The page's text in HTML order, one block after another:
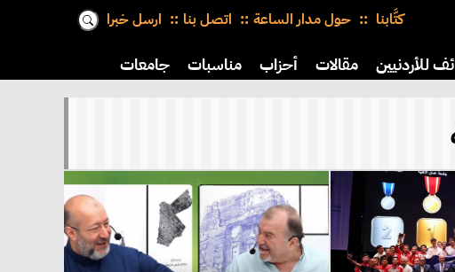
كتَّابنا حول مدار الساعة اتصل بنا ارسل خبرا
للأردنيين مقالات أحزاب مناسبات جامعات